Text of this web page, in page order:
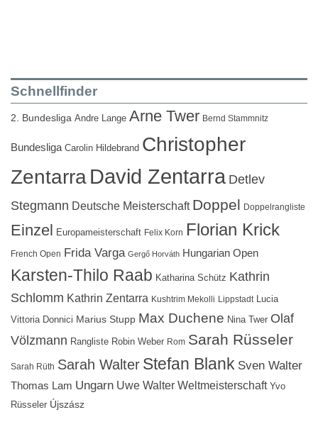
Schnellfinder
2. Bundesliga Andre Lange Arne Twer Bernd Stammnitz
Bundesliga Carolin Hildebrand Christopher
ZentarraDavid Zentarra Detlev
Stegmann Deutsche Meisterschaft Doppel Doppelrangliste
Einzel Europameisterschaft Felix Korn Florian Krick
French Open Frida Varga Gergő Horváth Hungarian Open
Karsten-Thilo Raab Katharina Schütz Kathrin
Schlomm Kathrin Zentarra Kushtrim Mekolli Lippstadt Lucia
Vittoria Donnici Marius Stupp Max Duchene Nina Twer Olaf
Völzmann Rangliste Robin Weber Rom Sarah Rüsseler
Sarah Rüth Sarah Walter Stefan Blank Sven Walter
Thomas Lam Ungarn Uwe Walter Weltmeisterschaft Yvo
Rüsseler Újszász